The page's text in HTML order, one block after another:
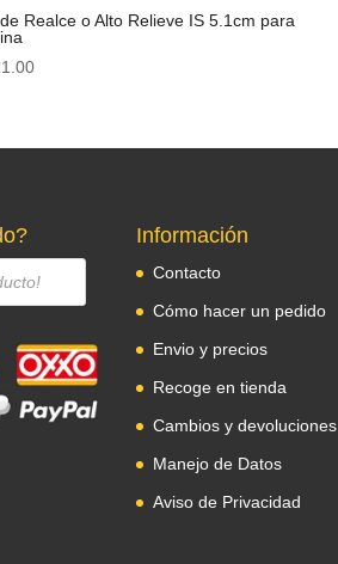
Realce o Alto Relieve IS 5.1cm para
Información
Contacto
Cómo hacer un pedido
Envio y precios
Recoge en tienda
Cambios y devoluciones
Manejo de Datos
Aviso de Privacidad